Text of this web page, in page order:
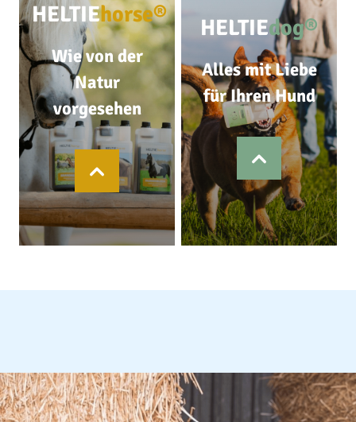
HELTIEhorse®
Wie von der
Natur
vorgesehen
HELTIEdog®
Alles mit Liebe
für Ihren Hund